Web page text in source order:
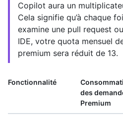
Copilot aura un
Cela signifie qu’à chaque
examine une pull request
IDE, votre quota mensuel
premium sera réduit de 13.
Fonctionnalité
des
Premium